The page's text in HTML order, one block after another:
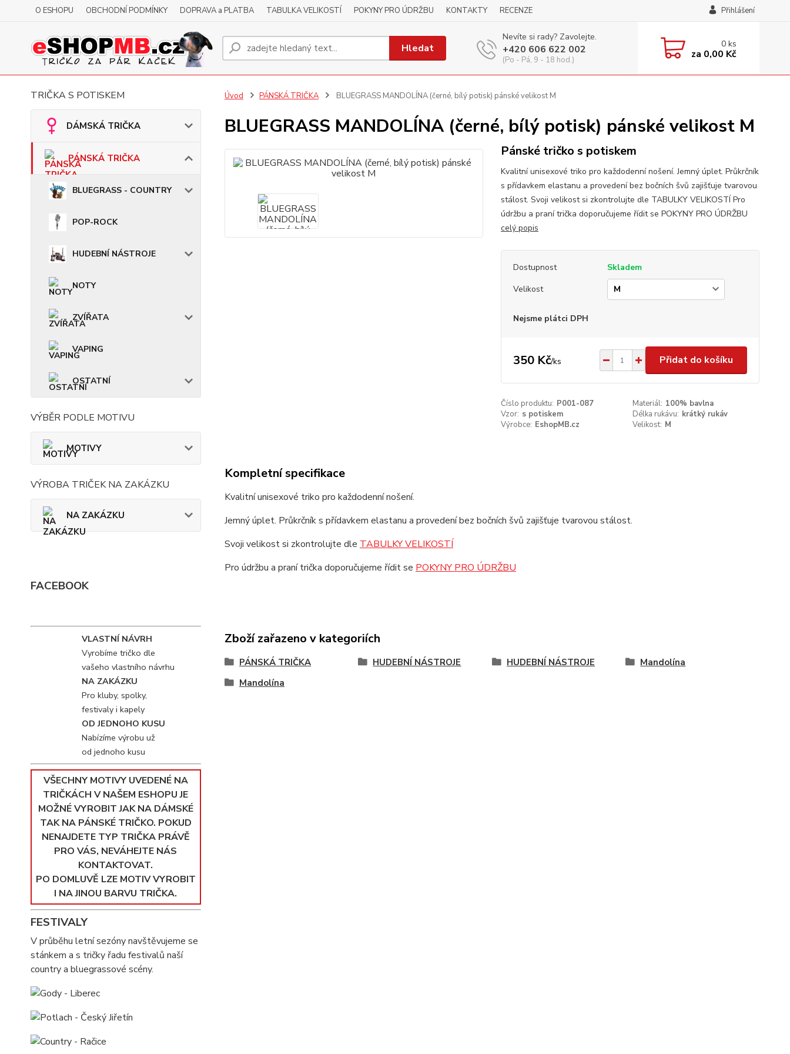
O ESHOPU OBCHODNÍ PODMÍNKY DOPRAVA a PLATBA TABULKA VELIKOSTÍ POKYNY PRO ÚDRŽBU KONTAKTY RECENZE Přihlášení
Hledat
Nevíte si rady? Zavolejte.
+420 606 622 002
(Po - Pá, 9 - 18 hod.)
0ks
za 0,00 Kč
TRIČKA S POTISKEM
DÁMSKÁ TRIČKA
PÁNSKÁ TRIČKA
BLUEGRASS - COUNTRY
POP-ROCK
HUDEBNÍ NÁSTROJE
NOTY
ZVÍŘATA
VAPING
OSTATNÍ
VÝBĚR PODLE MOTIVU
MOTIVY
VÝROBA TRIČEK NA ZAKÁZKU
NA ZAKÁZKU
FACEBOOK
VLASTNÍ NÁVRH
Vyrobíme tričko dle
vašeho vlastního návrhu
NA ZAKÁZKU
Pro kluby, spolky,
festivaly i kapely
OD JEDNOHO KUSU
Nabízíme výrobu už
od jednoho kusu
VŠECHNY MOTIVY UVEDENÉ NA
TRIČKÁCH V NAŠEM ESHOPU JE
MOŽNÉ VYROBIT JAK NA DÁMSKÉ
TAK NA PÁNSKÉ TRIČKO. POKUD
NENAJDETE TYP TRIČKA PRÁVĚ
PRO VÁS, NEVÁHEJTE NÁS
KONTAKTOVAT.
PO DOMLUVĚ LZE MOTIV VYROBIT
I NA JINOU BARVU TRIČKA.
FESTIVALY
V průběhu letní sezóny navštěvujeme se
stánkem a s tričky řadu festivalů naší
country a bluegrassové scény.
Úvod PÁNSKÁ TRIČKA BLUEGRASS MANDOLÍNA (černé, bílý potisk) pánské velikost M
BLUEGRASS MANDOLÍNA (černé, bílý potisk) pánské velikost M
Pánské tričko s potiskem
Kvalitní unisexové triko pro každodenní nošení. Jemný úplet. Průkrčník
s přídavkem elastanu a provedení bez bočních švů zajišťuje tvarovou
stálost. Svoji velikost si zkontrolujte dle TABULKY VELIKOSTÍ Pro
údržbu a praní trička doporučujeme řídit se POKYNY PRO ÚDRŽBU
celý popis
Dostupnost
Skladem
Velikost
Nejsme plátci DPH
350 Kč/ks Přidat do košíku
Číslo produktu: P001-087 Materiál: 100% bavlna
Vzor: s potiskem Délka rukávu: krátký rukáv
Výrobce: EshopMB.cz Velikost: M
Kompletní specifikace
Kvalitní unisexové triko pro každodenní nošení.
Jemný úplet. Průkrčník s přídavkem elastanu a provedení bez bočních švů zajišťuje tvarovou stálost.
Svoji velikost si zkontrolujte dle TABULKY VELIKOSTÍ
Pro údržbu a praní trička doporučujeme řídit se POKYNY PRO ÚDRŽBU
Zboží zařazeno v kategoriích
PÁNSKÁ TRIČKA HUDEBNÍ NÁSTROJE HUDEBNÍ NÁSTROJE
Mandolína
Mandolína